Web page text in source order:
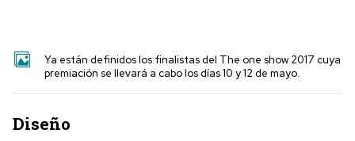
Ya están definidos los finalistas del The one show 2017 cuya
premiación se llevará a cabo los días 10 y 12 de mayo.
Diseño